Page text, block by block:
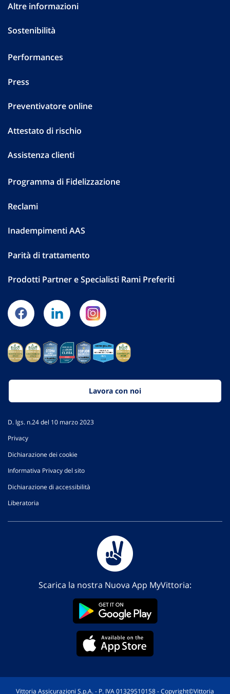
Altre informazioni
Sostenibilità
Performances
Press
Preventivatore online
Attestato di rischio
Assistenza clienti
Programma di Fidelizzazione
Reclami
Inadempimenti AAS
Parità di trattamento
Prodotti Partner e Specialisti Rami Preferiti
Lavora con noi
D. lgs. n.24 del 10 marzo 2023
Privacy
Dichiarazione dei cookie
Informativa Privacy del sito
Dichiarazione di accessibilità
Liberatoria
Scarica la nostra Nuova App MyVittoria:
Vittoria Assicurazioni S.p.A. - P. IVA 01329510158 - Copyright©Vittoria